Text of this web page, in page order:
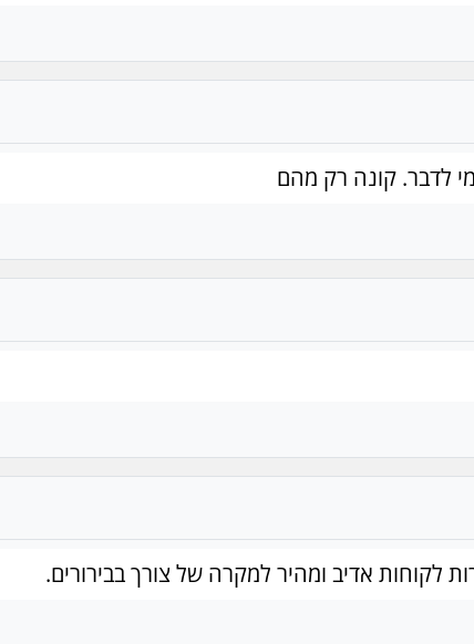
לדבר. קונה רק מהם
לקוחות אדיב ומהיר למקרה של צורך בבירורים.